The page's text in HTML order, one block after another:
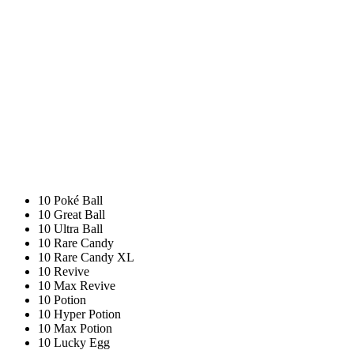
10 Poké Ball
10 Great Ball
10 Ultra Ball
10 Rare Candy
10 Rare Candy XL
10 Revive
10 Max Revive
10 Potion
10 Hyper Potion
10 Max Potion
10 Lucky Egg